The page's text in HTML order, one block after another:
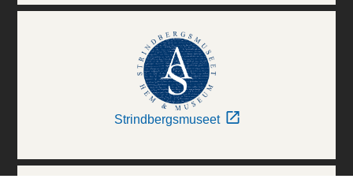
Strindbergsmuseet